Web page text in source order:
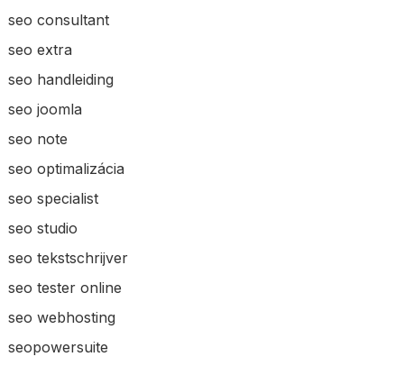
seo consultant
seo extra
seo handleiding
seo joomla
seo note
seo optimalizácia
seo specialist
seo studio
seo tekstschrijver
seo tester online
seo webhosting
seopowersuite